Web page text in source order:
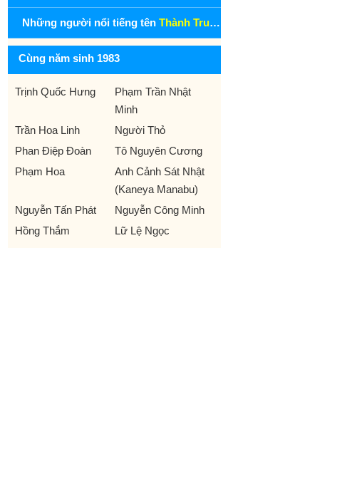
Những người nổi tiếng tên Thành Trung
Cùng năm sinh 1983
Trịnh Quốc Hưng
Phạm Trần Nhật
Minh
Trần Hoa Linh
Người Thỏ
Phan Điệp Đoàn
Tô Nguyên Cương
Phạm Hoa
Anh Cảnh Sát Nhật
(Kaneya Manabu)
Nguyễn Tấn Phát
Nguyễn Công Minh
Hồng Thắm
Lữ Lệ Ngọc